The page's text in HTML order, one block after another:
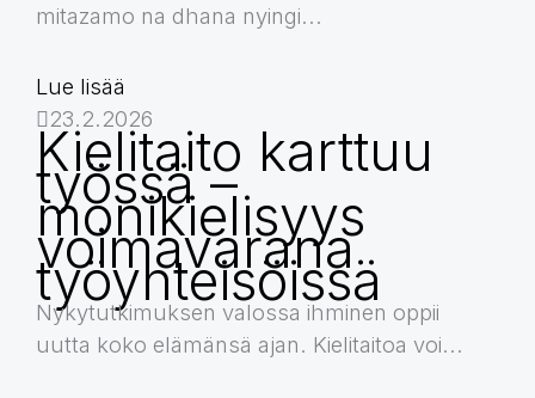
mitazamo na dhana nyingi...
Lue lisää
23.2.2026
Kielitaito karttuu
työssä –
monikielisyys
voimavarana
työyhteisöissä
Nykytutkimuksen valossa ihminen oppii
uutta koko elämänsä ajan. Kielitaitoa voi...